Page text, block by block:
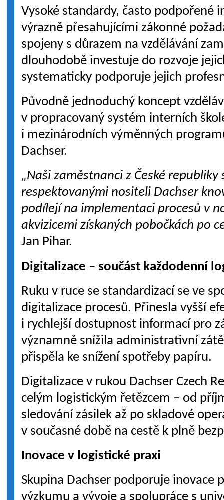
Vysoké standardy, často podpořené
výrazně přesahujícími zákonné
spojeny s důrazem na vzdělávání
dlouhodobě investuje do rozvoje
systematicky podporuje jejich
Původně jednoduchý koncept
v propracovaný systém interních
i mezinárodních výměnných
Dachser.
„Naši zaměstnanci z České
respektovanými nositeli Dachser
podílejí na implementaci procesů v
akvizicemi získaných pobočkách po
Jan Pihar.
Digitalizace – součást každodenní
Ruku v ruce se standardizací se ve
digitalizace procesů. Přinesla vyšší
i rychlejší dostupnost informací pro
významně snížila administrativní
přispěla ke snížení spotřeby papíru.
Digitalizace v rukou Dachser Czech
celým logistickým řetězcem – od
sledování zásilek až po skladové
v současné době na cestě k plně
Inovace v logistické praxi
Skupina Dachser podporuje
výzkumu a vývoje a spolupráce s